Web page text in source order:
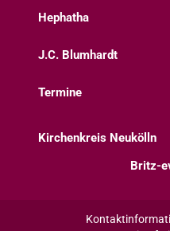
Hephatha
J.C. Blumhardt
Termine
Kirchenkreis Neukölln
Britz-